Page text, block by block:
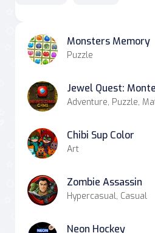
Monsters Memory
Puzzle
Jewel Quest:
Adventure, Puzzle,
Chibi Sup Color
Art
Zombie Assassin
Hypercasual, Casual
Neon Hockey